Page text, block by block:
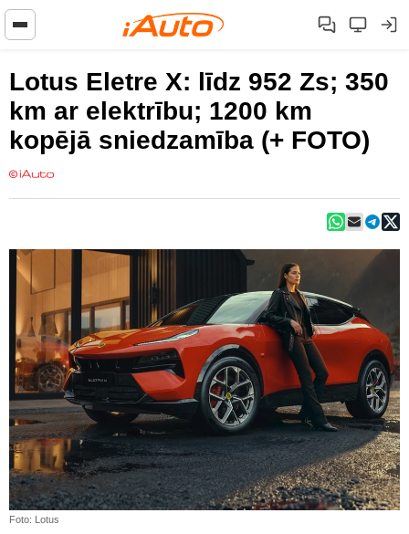
Lotus Eletre X: līdz 952 Zs; 350
km ar elektrību; 1200 km
kopējā sniedzamība (+ FOTO)
Foto: Lotus